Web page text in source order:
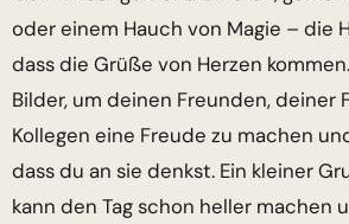
oder einem Hauch von Magie – die
dass die Grüße von Herzen
Bilder, um deinen Freunden, deiner
Kollegen eine Freude zu machen
dass du an sie denkst. Ein kleiner
kann den Tag schon heller machen